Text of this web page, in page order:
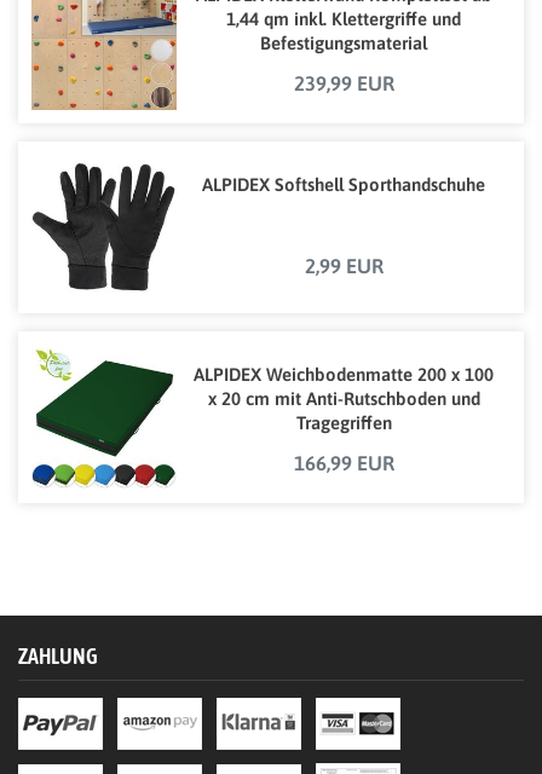
1,44 qm inkl. Klettergriffe und
Befestigungsmaterial
239,99 EUR
ALPIDEX Softshell Sporthandschuhe
2,99 EUR
ALPIDEX Weichbodenmatte 200 x 100
x 20 cm mit Anti-Rutschboden und
Tragegriffen
166,99 EUR
ZAHLUNG